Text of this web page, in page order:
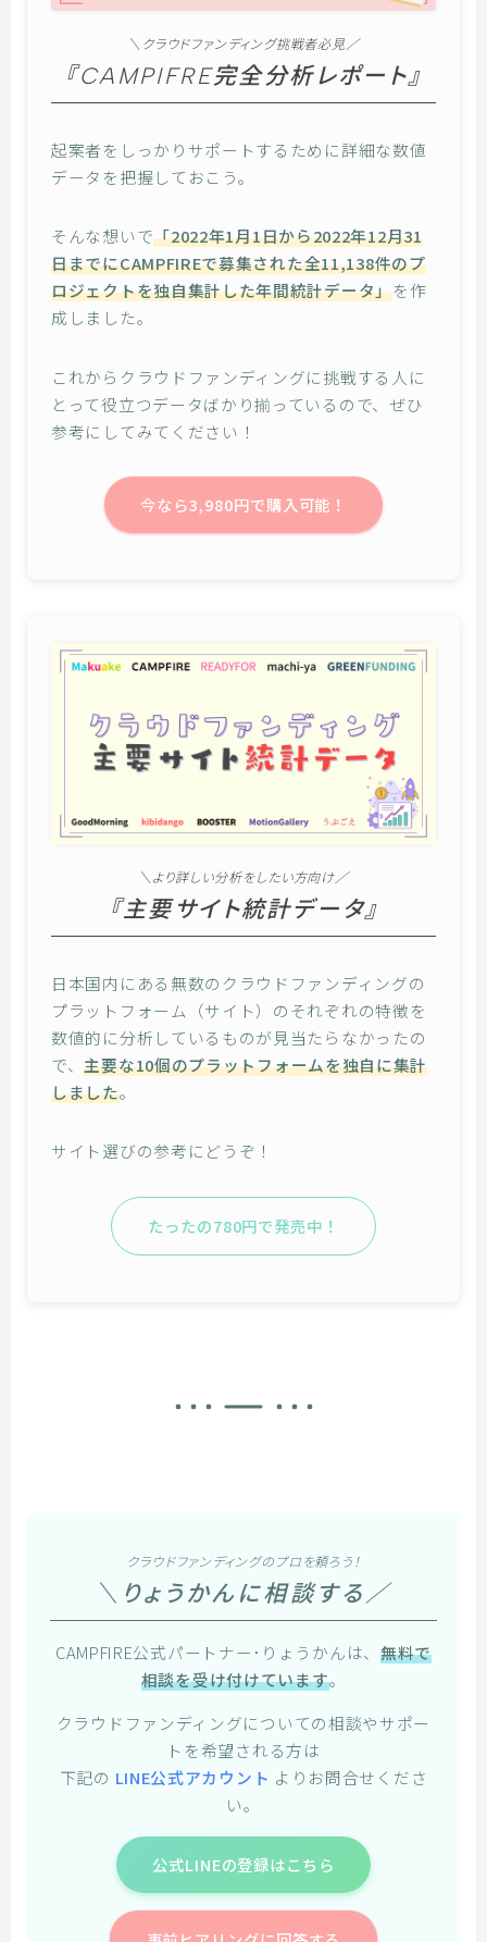
＼クラウドファンディング挑戦者必見／
『CAMPIFRE完全分析レポート』
起案者をしっかりサポートするために詳細な数値
データを把握しておこう。
そんな想いで「2022年1月1日から2022年12月31
日までにCAMPFIREで募集された全11,138件のプ
ロジェクトを独自集計した年間統計データ」を作
成しました。
これからクラウドファンディングに挑戦する人に
とって役立つデータばかり揃っているので、ぜひ
参考にしてみてください！
今なら3,980円で購入可能！
＼より詳しい分析をしたい方向け／
『主要サイト統計データ』
日本国内にある無数のクラウドファンディングの
プラットフォーム（サイト）のそれぞれの特徴を
数値的に分析しているものが見当たらなかったの
で、主要な10個のプラットフォームを独自に集計
しました。
サイト選びの参考にどうぞ！
たったの780円で発売中！
クラウドファンディングのプロを頼ろう！
＼りょうかんに相談する／
CAMPFIRE公式パートナー･りょうかんは、 無料で
相談を受け付けています。
クラウドファンディングについての相談やサポー
トを希望される方は
下記の LINE公式アカウント よりお問合せくださ
い。
公式LINEの登録はこちら